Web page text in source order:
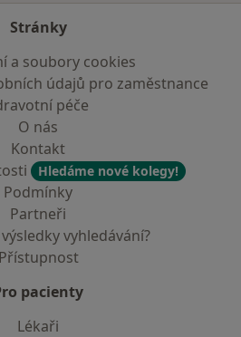
Stránky
a soubory cookies
údajů pro zaměstnance
péče
O nás
Kontakt
Hledáme nové kolegy!
Podmínky
Partneři
vyhledávání?
Přístupnost
pacienty
Lékaři